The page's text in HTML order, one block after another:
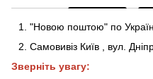
"Новою поштою" по
Самовивіз Київ
вул.
Зверніть увагу: